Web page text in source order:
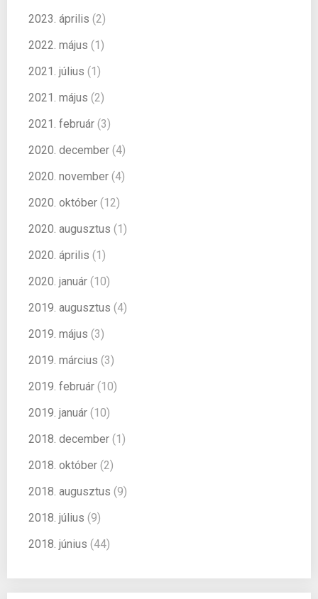
2023. április (2)
2022. május (1)
2021. július (1)
2021. május (2)
2021. február (3)
2020. december (4)
2020. november (4)
2020. október (12)
2020. augusztus (1)
2020. április (1)
2020. január (10)
2019. augusztus (4)
2019. május (3)
2019. március (3)
2019. február (10)
2019. január (10)
2018. december (1)
2018. október (2)
2018. augusztus (9)
2018. július (9)
2018. június (44)